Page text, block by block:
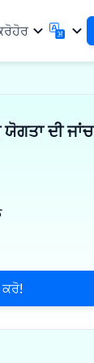
ਹੋਰ
বাংলা
ਵਜੋਂ ਲੌਗਇਨ ਕਰੋ
ਦੀ ਜਾਂਚ
ਕਰੋ!